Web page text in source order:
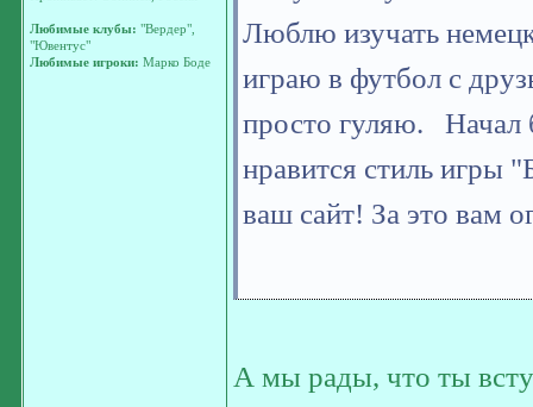
Любимые клубы: "Вердер",
"Ювентус"
Любимые игроки: Марко Боде
Люблю изучать
играю в футбол с
просто гуляю.
Начал
нравится стиль игры
ваш сайт! За это вам
А мы рады, что ты